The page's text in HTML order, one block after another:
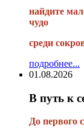
найдите
чудо
среди
подробнее...
01.08.2026
В путь к
До первого